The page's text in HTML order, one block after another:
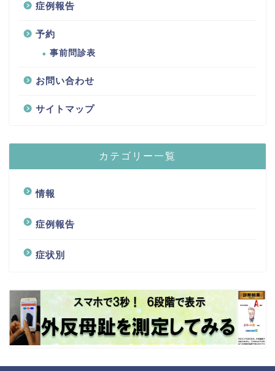
症例報告
予約
事前問診表
お問い合わせ
サイトマップ
カテゴリー一覧
情報
症例報告
症状別